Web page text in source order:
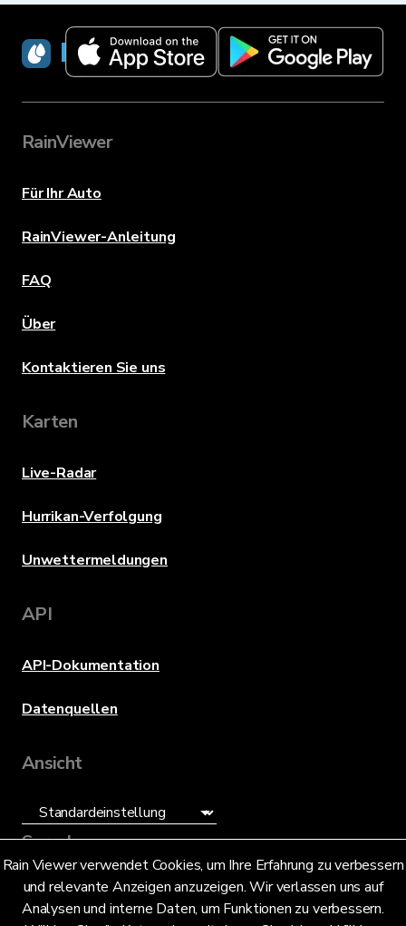
Rain Viewer verwendet Cookies, um Ihre Erfahrung zu verbessern
und relevante Anzeigen anzuzeigen. Wir verlassen uns auf
Analysen und interne Daten, um Funktionen zu verbessern.
RainViewer
RainViewer
Für Ihr Auto
RainViewer-Anleitung
FAQ
Über
Kontaktieren Sie uns
Karten
Live-Radar
Hurrikan-Verfolgung
Unwettermeldungen
API
API-Dokumentation
Datenquellen
Ansicht
Sprache
Deutsch (DE)